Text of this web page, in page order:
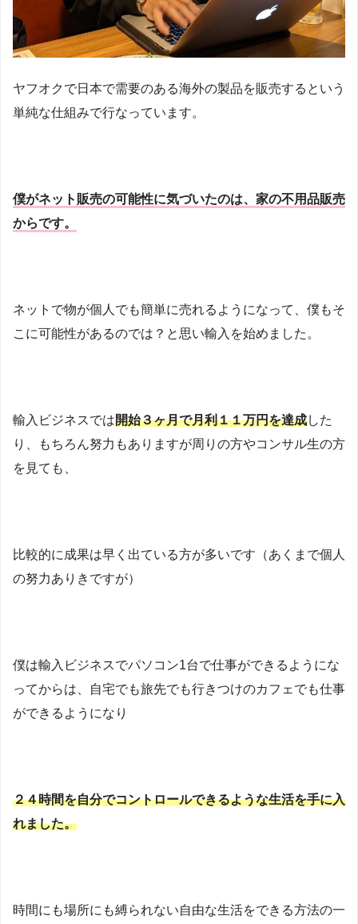
ヤフオクで日本で需要のある海外の製品を販売するという
単純な仕組みで行なっています。
僕がネット販売の可能性に気づいたのは、家の不用品販売
からです。
ネットで物が個人でも簡単に売れるようになって、僕もそ
こに可能性があるのでは？と思い輸入を始めました。
輸入ビジネスでは開始３ヶ月で月利１１万円を達成した
り、もちろん努力もありますが周りの方やコンサル生の方
を見ても、
比較的に成果は早く出ている方が多いです（あくまで個人
の努力ありきですが）
僕は輸入ビジネスでパソコン1台で仕事ができるようにな
ってからは、自宅でも旅先でも行きつけのカフェでも仕事
ができるようになり
２４時間を自分でコントロールできるような生活を手に入
れました。
時間にも場所にも縛られない自由な生活をできる方法の一